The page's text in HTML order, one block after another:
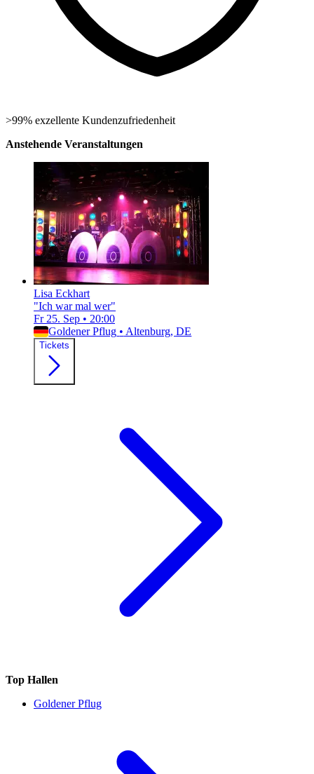
>99% exzellente Kundenzufriedenheit
Anstehende Veranstaltungen
Lisa Eckhart
"Ich war mal wer"
Fr 25. Sep • 20:00
Goldener Pflug • Altenburg, DE
Tickets
Top Hallen
Goldener Pflug